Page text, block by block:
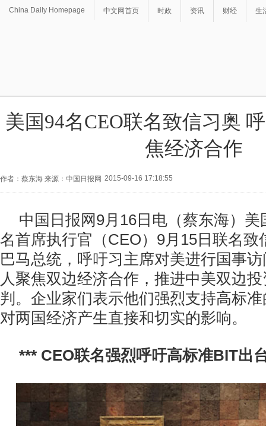
China Daily Homepage 中文网首页 时政 资讯 财经 生
美国94名CEO联名致信习奥
焦经济合作
作者：蔡东海 来源：中国日报网 2015-09-16 17:18:55
中国日报网9月16日电（蔡东海）
名首席执行官（CEO）9月15日联名致
巴马总统，呼吁习主席对美进行国事
人聚焦双边经济合作，推进中美双边
判。企业家们表示他们强烈支持高标
对两国经济产生直接和切实的影响。
*** CEO联名强烈呼吁高标准BIT出